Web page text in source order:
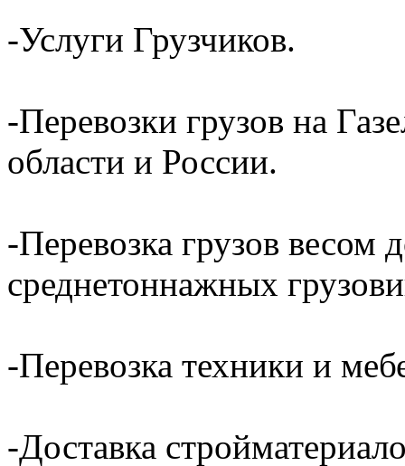
-Услуги Грузчиков.
-Перевозки грузов на
области и России.
-Перевозка грузов весом
среднетоннажных
-Перевозка техники и
-Доставка